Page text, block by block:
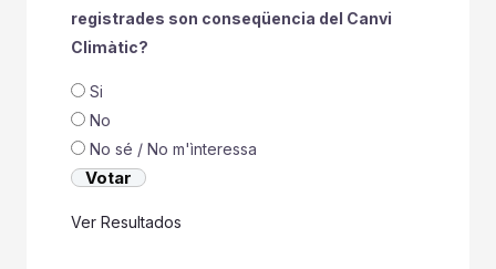
registrades son conseqüencia del Canvi
Climàtic?
Si
No
No sé / No m'ìnteressa
Ver Resultados